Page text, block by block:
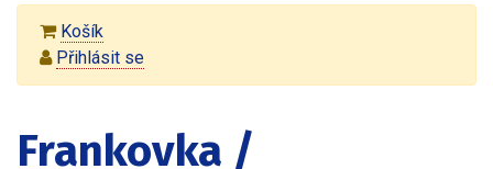
Košík
Přihlásit se
Frankovka /